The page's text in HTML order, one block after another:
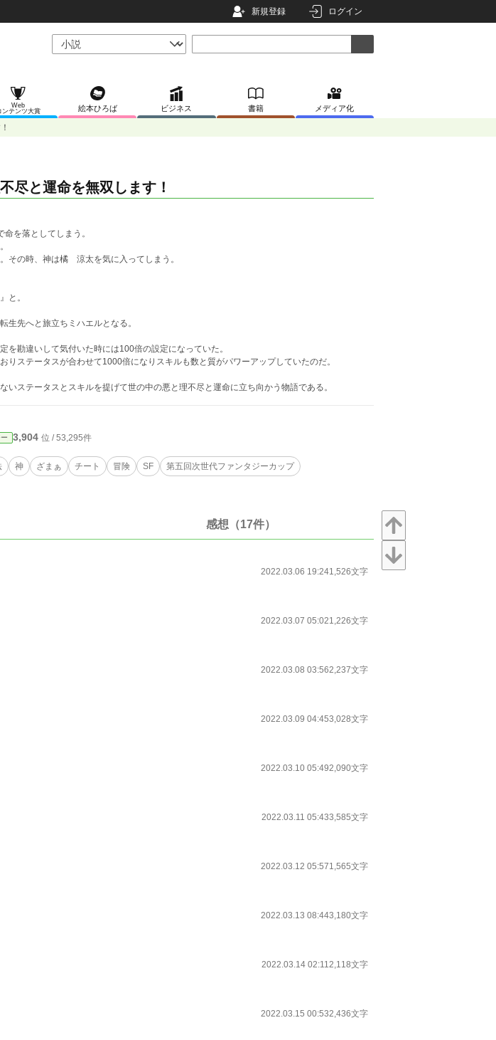
新規登録 ログイン
Web
ンテンツ大賞
絵本ひろば ビジネス 書籍 メディア化
尽と運命を無双します！
を落としてしまう。
その時、神は橘 涼太を気に入ってしまう。
と。
先へと旅立ちミハエルとなる。
を勘違いして気付いた時には100倍の設定になっていた。
りステータスが合わせて1000倍になりスキルも数と質がパワーアップしていたのだ。
いステータスとスキルを提げて世の中の悪と理不尽と運命に立ち向かう物語である。
3,904 位 / 53,295件
神 ざまぁ チート 冒険 SF 第五回次世代ファンタジーカップ
感想（17件）
2022.03.06 19:241,526文字
2022.03.07 05:021,226文字
2022.03.08 03:562,237文字
2022.03.09 04:453,028文字
2022.03.10 05:492,090文字
2022.03.11 05:433,585文字
2022.03.12 05:571,565文字
2022.03.13 08:443,180文字
2022.03.14 02:112,118文字
2022.03.15 00:532,436文字